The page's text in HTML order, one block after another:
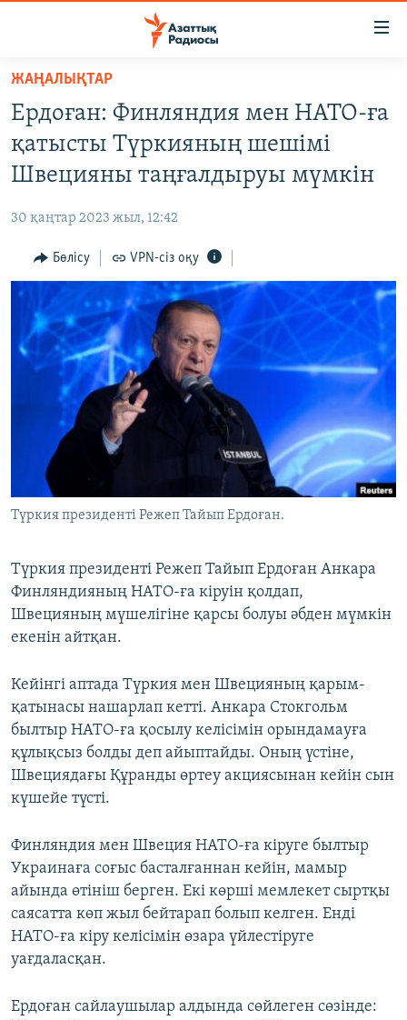
Skip
main
content
Skip
to
main
Navigation
to
Search
САЯСАТ
AZATTYQTV
АДАМ ҚҰҚЫҚТАРЫ
ӘЛЕУМЕТ
ӘЛЕМ
АРНАЙЫ ЖОБАЛАР
Русский
ЖАЗЫЛЫҢЫЗ
Басқа тілдерде
ЖАҢАЛЫҚТАР
Ердоған: Финляндия мен НАТО-ға
қатысты Түркияның шешімі
Швецияны таңғалдыруы мүмкін
30 қаңтар 2023 жыл, 12:42
Бөлісу VPN-сіз оқу
Түркия президенті Режеп Тайып Ердоған.
Түркия президенті Режеп Тайып Ердоған Анкара
Финляндияның НАТО-ға кіруін қолдап,
Швецияның мүшелігіне қарсы болуы әбден мүмкін
екенін айтқан.
Кейінгі аптада Түркия мен Швецияның қарым-
қатынасы нашарлап кетті. Анкара Стокгольм
былтыр НАТО-ға қосылу келісімін орындамауға
құлықсыз болды деп айыптайды. Оның үстіне,
Швециядағы Құранды өртеу акциясынан кейін сын
күшейе түсті.
Финляндия мен Швеция НАТО-ға кіруге былтыр
Украинаға соғыс басталғаннан кейін, мамыр
айында өтініш берген. Екі көрші мемлекет сыртқы
саясатта көп жыл бейтарап болып келген. Енді
НАТО-ға кіру келісімін өзара үйлестіруге
уағдаласқан.
Ердоған сайлаушылар алдында сөйлеген сөзінде: